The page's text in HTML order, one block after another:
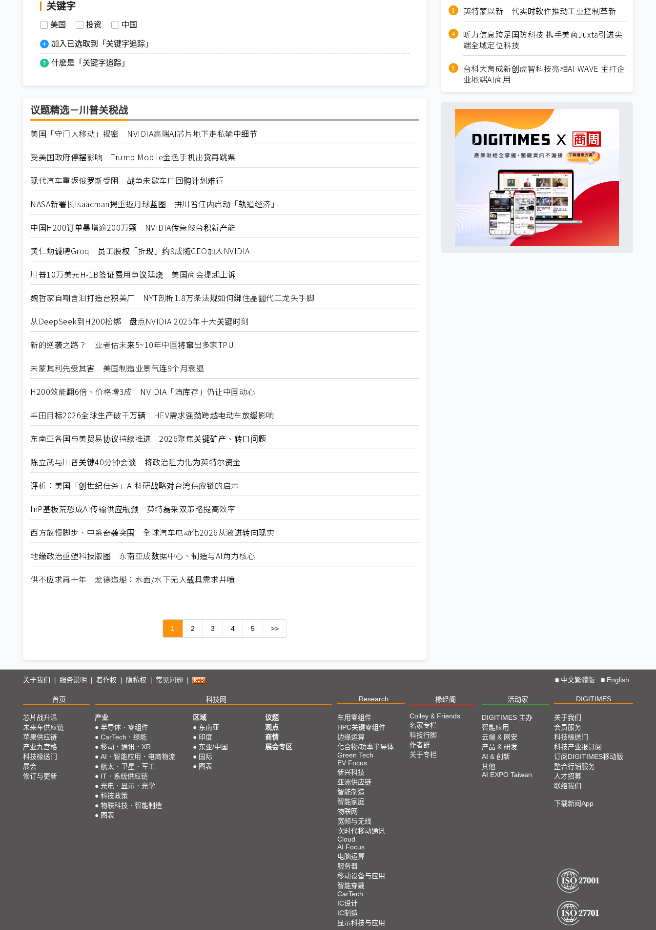
关键字
美国 投资 中国
加入已选取到「关键字追踪」
什麽是「关键字追踪」
议题精选－川普关税战
美国「守门人移动」揭密 NVIDIA高端AI芯片地下走私输中细节
受美国政府停摆影响 Trump Mobile金色手机出货再跳票
现代汽车重返俄罗斯受阻 战争未歇车厂回购计划难行
NASA新署长Isaacman揭重返月球蓝图 拼川普任内启动「轨道经济」
中国H200订单暴增逾200万颗 NVIDIA传急敲台积新产能
黄仁勳诚聘Groq 员工股权「折现」约9成随CEO加入NVIDIA
川普10万美元H-1B签证费用争议延烧 美国商会提起上诉
魏哲家自嘲含泪打造台积美厂 NYT剖析1.8万条法规如何绑住晶圆代工龙头手脚
从DeepSeek到H200松绑 盘点NVIDIA 2025年十大关键时刻
新的逆袭之路？ 业者估未来5~10年中国将窜出多家TPU
未蒙其利先受其害 美国制造业景气连9个月衰退
H200效能翻6倍、价格增3成 NVIDIA「清库存」仍让中国动心
丰田目标2026全球生产破千万辆 HEV需求强劲跨越电动车放缓影响
东南亚各国与美贸易协议持续推进 2026聚焦关键矿产、转口问题
陈立武与川普关键40分钟会谈 将政治阻力化为英特尔资金
评析：美国「创世纪任务」AI科研战略对台湾供应链的启示
InP基板荒恐成AI传输供应瓶颈 英特磊采双策略提高效率
西方放慢脚步、中系奇袭突围 全球汽车电动化2026从激进转向现实
地缘政治重塑科技版图 东南亚成数据中心、制造与AI角力核心
供不应求再十年 龙德造船：水面/水下无人载具需求井喷
1 2 3 4 5 >>
英特蒙以新一代实时软件推动工业控制革新
昕力信息跨足国防科技 携手美商Juxta引进尖
端全域定位科技
台科大育成新创虎智科技亮相AI WAVE 主打企
业地端AI商用
关于我们 | 服务说明 | 着作权 | 隐私权 | 常见问题 | ■ 中文繁體版 ■ English
首页 科技网 Research 椽经阁 活动家 DIGITIMES
芯片战升温
未来车供应链
苹果供应链
产业九宫格
科技椽送门
展会
修订与更新
产业
● 半导体．零组件
● CarTech．绿能
● 移动．通讯．XR
● AI．智能应用．电商物流
● 航太．卫星．军工
● IT．系统供应链
● 光电．显示．光学
● 科技政策
● 物联科技．智能制造
● 图表
区域
● 东南亚
● 印度
● 东亚/中国
● 国际
● 图表
议题
观点
商情
展会专区
车用零组件
HPC关键零组件
边缘运算
化合物/功率半导体
Green Tech
EV Focus
新兴科技
亚洲供应链
智能制造
智能家庭
物联网
宽频与无线
次时代移动通讯
Cloud
AI Focus
电脑运算
服务器
移动设备与应用
智能穿戴
CarTech
IC设计
IC制造
显示科技与应用
Colley & Friends
名家专栏
科技行脚
作者群
关于专栏
DIGITIMES 主办
智能应用
云端 & 网安
产品 & 研发
AI & 创新
其他
AI EXPO Taiwan
关于我们
会员服务
科技椽送门
科技产业报订阅
订阅DIGITIMES移动版
整合行销服务
人才招募
联络我们
下载新闻App